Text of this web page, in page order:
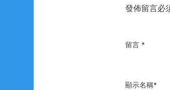
發佈留言必
留言 *
顯示名稱*